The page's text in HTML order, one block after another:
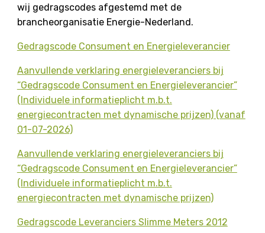
wij gedragscodes afgestemd met de
brancheorganisatie Energie-Nederland.
Gedragscode Consument en Energieleverancier
Aanvullende verklaring energieleveranciers bij
“Gedragscode Consument en Energieleverancier”
(Individuele informatieplicht m.b.t.
energiecontracten met dynamische prijzen) (vanaf
01-07-2026)
Aanvullende verklaring energieleveranciers bij
“Gedragscode Consument en Energieleverancier”
(Individuele informatieplicht m.b.t.
energiecontracten met dynamische prijzen)
Gedragscode Leveranciers Slimme Meters 2012